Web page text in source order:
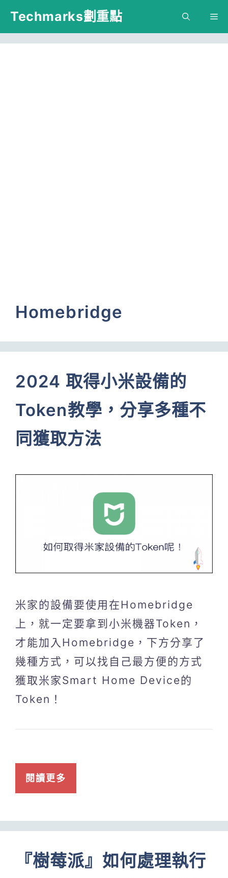
跳
主
Techmarks劃重點
Homebridge
2024 取得小米設備的
Token教學，分享多種不
同獲取方法
米家的設備要使用在Homebridge
上，就一定要拿到小米機器Token，
才能加入Homebridge，下方分享了
幾種方式，可以找自己最方便的方式
獲取米家Smart Home Device的
Token！
閱讀更多
『樹莓派』如何處理執行